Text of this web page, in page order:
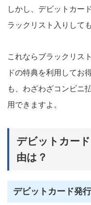
しかし、デビットカー
ラックリスト入りして
これならブラックリス
ドの特典を利用してお
も、わざわざコンビニ
用できますよ。
デビットカー
由は？
デビットカード発